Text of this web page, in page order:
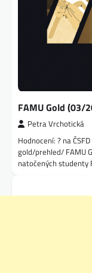
FAMU Gold (03/
Petra Vrchotická
Hodnocení: ? na
gold/prehled/ FAMU
natočených studenty